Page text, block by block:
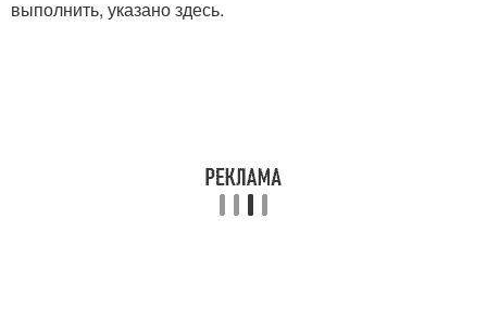
выполнить, указано здесь.